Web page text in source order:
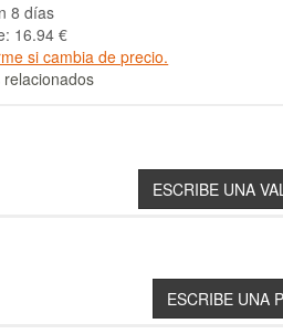
8 días
16.94 €
si cambia de precio.
relacionados